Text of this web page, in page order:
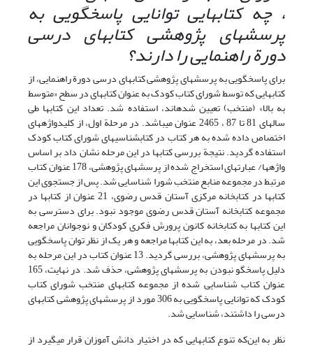
، چه کتابهایی توانایی پاسخگویی به
پرسشهای پژوهشی کتابهای درسی
دورة راهنمایی را دارند؟
برای پاسخگویی به پرسشهای پژوهشی کتابهای درسی دورة راهنمایی، از
کتابهایی که توسط شورای کتاب کودک به عنوان کتابهای در سطح «متوسط
به بالا» (منتخب) تعیین شده‏اند، استفاده شد. تعداد این کتابها طی
سالهای 81 تا 87 ، 2465 عنوان می‏باشد. در مرحلة اول، از کلیدواژه‏های
اختصاص داده شده به هر کتاب در کتابشناسیهای شورای کتاب کودک
استفاده گردید. نتیجة بررسی کتابها در این مرحله نشان داد بر اساس
واژه‏ها/ عبارتهای استخراج شده از پرسشهای پژوهشی، 178 عنوان کتاب
مرتبط در مجموعه منابع منتخب شورا شناسایی شد. پس از جستجوی این
کتابها در کتابخانه مرکزی آستان قدس رضوی، 21 عنوان از کتابها در
مجموعه کتابخانه آستان قدس رضوی موجود نبود. برای دسترسی به
این کتابها به کتابخانه کانون پرورش فکری کودکان و نوجوانان مراجعه
شد. در مرحله بعد، به این کتابها مراجعه و هر یک از نظر توان پاسخگویی
به پرسشهای پژوهشی، بررسی گردید. 13 عنوان کتاب در این مرحله به
دلیل پاسخگو نبودن به پرسشهای پژوهشی، حذف شد. در نهایت، 165
عنوان کتاب شناسایی شده از مجموعه کتابهای منتخب شورای کتاب
کودک که توانایی پاسخگویی به 306 مورد از پرسشهای پژوهشی کتابهای
درسی را داشتند، شناسایی شد.
نظر به این‌که تنوع کتابهایی که در اختیار دانش آموزان قرار می‏گیرد از